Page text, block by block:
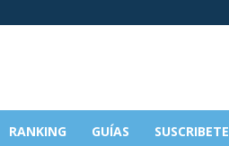
RANKING GUÍAS SUSCRIBETE